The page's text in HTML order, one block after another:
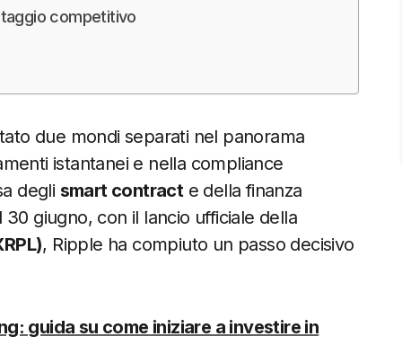
competitivo
due mondi separati nel panorama
istantanei e nella compliance
degli smart contracte della finanza
giugno, con il lancio ufficiale della
, Ripple ha compiuto un passo decisivo
guida su come iniziare a investire in